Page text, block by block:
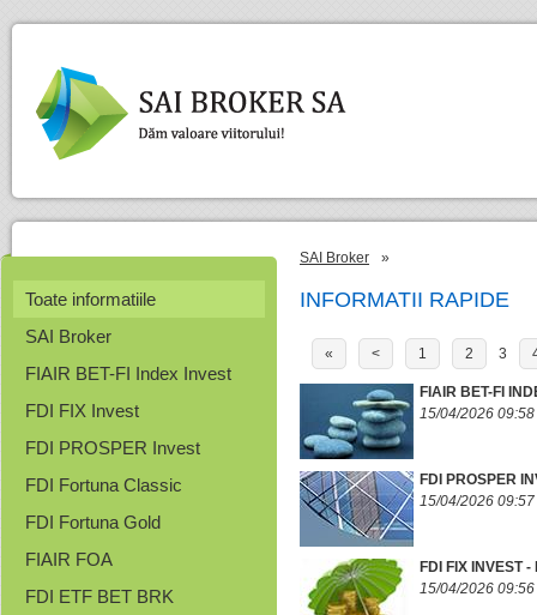
Toate informatiile
SAI Broker
FIAIR BET-FI Index Invest
FDI FIX Invest
FDI PROSPER Invest
FDI Fortuna Classic
FDI Fortuna Gold
FIAIR FOA
FDI ETF BET BRK
SAI Broker »
INFORMATII RAPIDE
« < 1 2 3
FIAIR BET-FI
15/04/2026 09:58
FDI PROSPER
15/04/2026 09:57
FDI FIX INVEST
15/04/2026 09:56